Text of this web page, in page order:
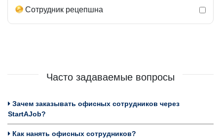
Сотрудник рецепшна
Часто задаваемые вопросы
Зачем заказывать офисных сотрудников через
StartAJob?
Как нанять офисных сотрудников?